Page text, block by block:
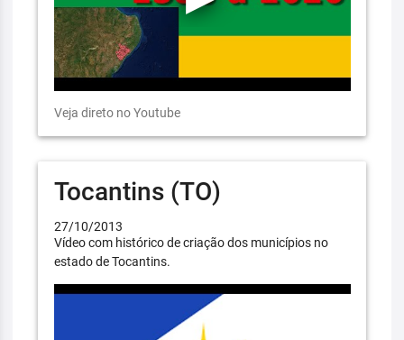
Veja direto no Youtube
Tocantins (TO)
27/10/2013
Vídeo com histórico de criação dos municípios no
estado de Tocantins.